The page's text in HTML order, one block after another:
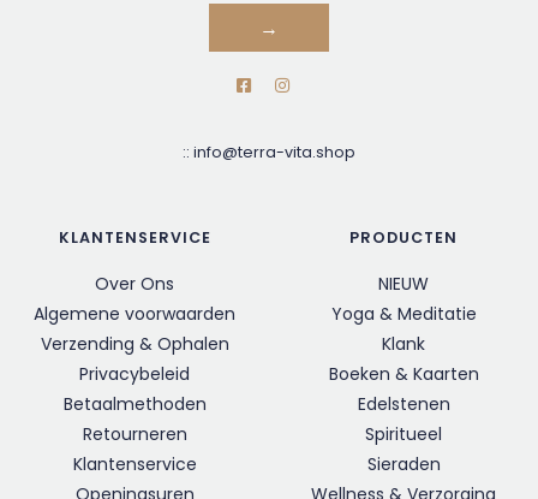
→
:: info@terra-vita.shop
KLANTENSERVICE
Over Ons
Algemene voorwaarden
Verzending & Ophalen
Privacybeleid
Betaalmethoden
Retourneren
Klantenservice
PRODUCTEN
NIEUW
Yoga & Meditatie
Klank
Boeken & Kaarten
Edelstenen
Spiritueel
Sieraden